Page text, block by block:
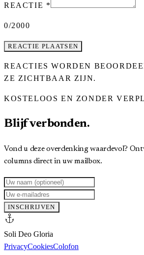
REACTIE *
0/2000
REACTIE PLAATSEN
REACTIES WORDEN
ZE ZICHTBAAR ZIJN.
KOSTELOOS EN ZONDER
Blijf verbonden.
Vond u deze overdenking waardevol?
columns direct in uw mailbox.
INSCHRIJVEN
anchor
Soli Deo Gloria
PrivacyCookiesColofon